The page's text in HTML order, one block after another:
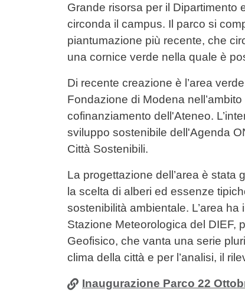
Contenuto
Grande risorsa per il Dipartimento
circonda il campus. Il parco si
piantumazione più recente, che
una cornice verde nella quale è
Di recente creazione è l’area
Fondazione di Modena
cofinanziamento dell'Ateneo.
sviluppo sostenibile dell'Agenda
Città Sostenibili.
La progettazione dell’area è stata
la scelta di alberi ed essenze
sostenibilità ambientale. L’area
Stazione Meteorologica del DIEF,
Geofisico, che vanta una serie
clima della città e per l’analisi, il
Inaugurazione Parco 22